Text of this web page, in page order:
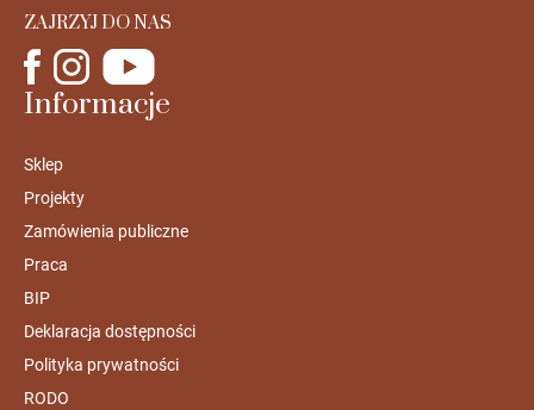
ZAJRZYJ DO NAS
Informacje
Sklep
Projekty
Zamówienia publiczne
Praca
BIP
Deklaracja dostępności
Polityka prywatności
RODO